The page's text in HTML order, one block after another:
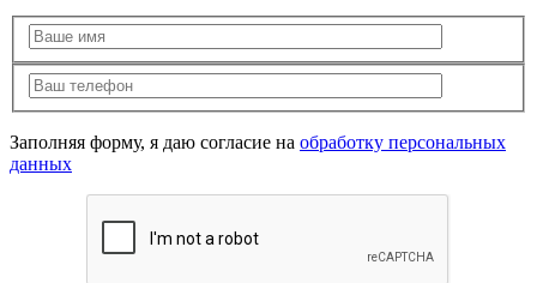
Заполняя форму, я даю согласие на обработку персональных
данных